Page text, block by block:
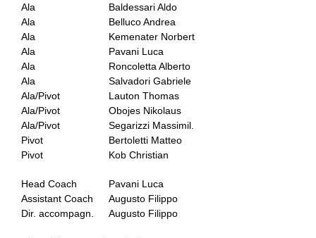
Ala
Baldessari Aldo
Ala
Belluco Andrea
Ala
Kemenater Norbert
Ala
Pavani Luca
Ala
Roncoletta Alberto
Ala
Salvadori Gabriele
Ala/Pivot
Lauton Thomas
Ala/Pivot
Obojes Nikolaus
Ala/Pivot
Segarizzi Massimil.
Pivot
Bertoletti Matteo
Pivot
Kob Christian
Head Coach
Pavani Luca
Assistant Coach
Augusto Filippo
Dir. accompagn.
Augusto Filippo